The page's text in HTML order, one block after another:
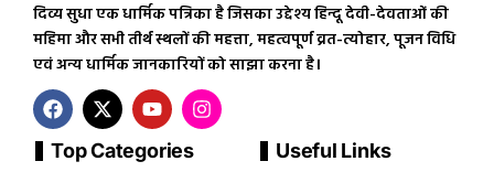
दिव्य सुधा एक धार्मिक पत्रिका है जिसका उद्देश्य हिन्दू देवी-देवताओं की
महिमा और सभी तीर्थ स्थलों की महत्ता, महत्वपूर्ण व्रत-त्योहार, पूजन विधि
एवं अन्य धार्मिक जानकारियों को साझा करना है।
Top Categories Useful Links